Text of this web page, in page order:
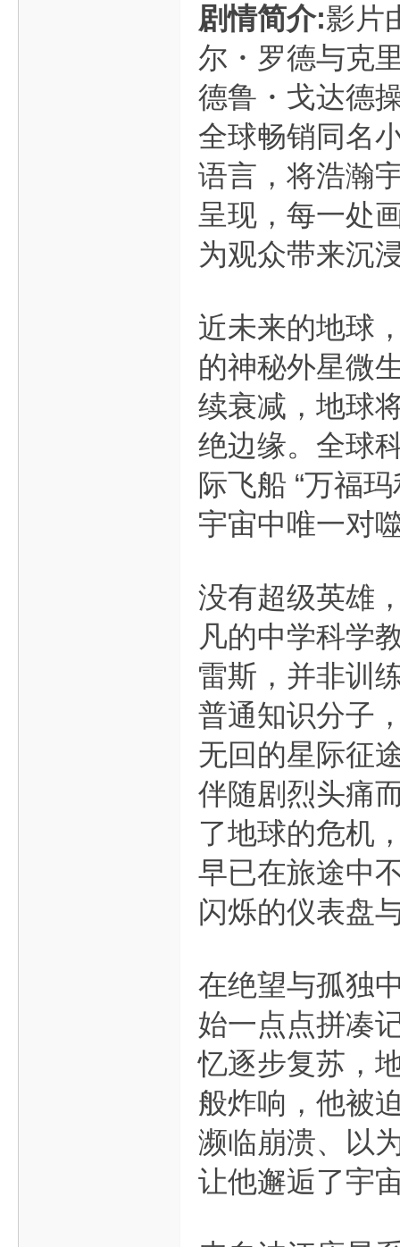
剧情简介:影片
尔・罗德与克
德鲁・戈达德
全球畅销同名
语言，将浩瀚
呈现，每一处
为观众带来沉
近未来的地球
的神秘外星微
续衰减，地球
绝边缘。全球
际飞船 “万福
宇宙中唯一对
没有超级英雄
凡的中学科学
雷斯，并非训
普通知识分子
无回的星际征
伴随剧烈头痛
了地球的危机
早已在旅途中
闪烁的仪表盘
在绝望与孤独
始一点点拼凑
忆逐步复苏，
般炸响，他被
濒临崩溃、以
让他邂逅了宇